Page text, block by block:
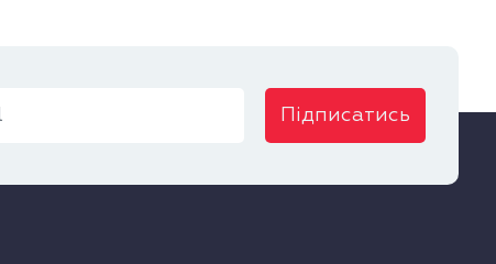
Підписатись